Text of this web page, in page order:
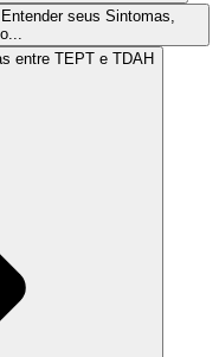
seus Sintomas,
entre TEPT e TDAH